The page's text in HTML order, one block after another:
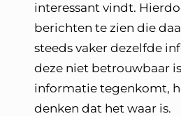
interessant vindt.
berichten te zien die
steeds vaker dezelfde
deze niet betrouwbaar
informatie tegenkomt,
denken dat het waar is.